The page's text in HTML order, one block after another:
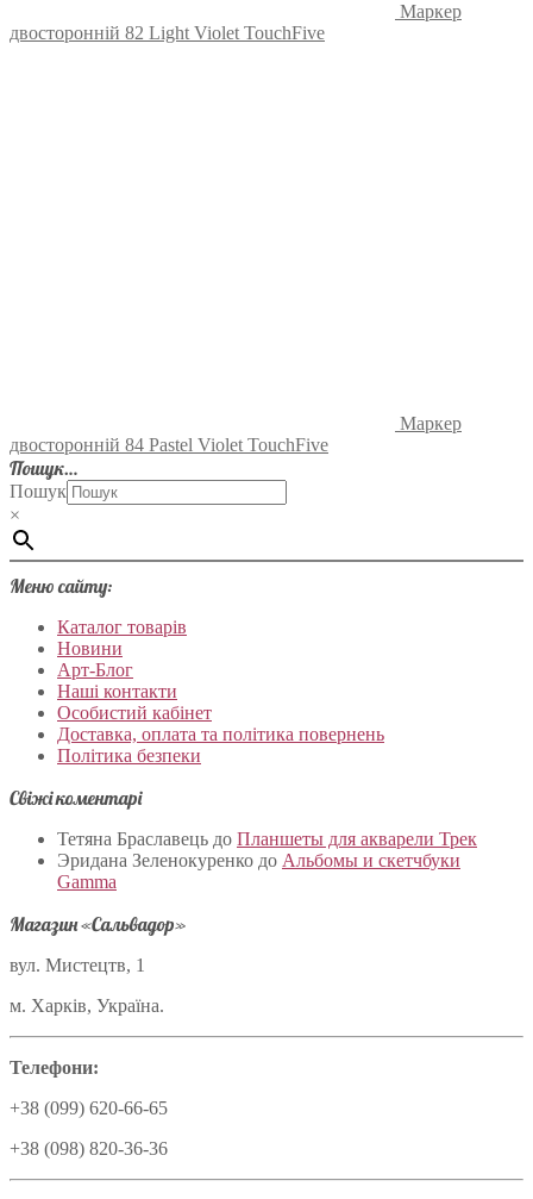
Маркер
двосторонній 82 Light Violet TouchFive
Маркер
двосторонній 84 Pastel Violet TouchFive
Пошук…
Пошук
×
Меню сайту:
Каталог товарів
Новини
Арт-Блог
Наші контакти
Особистий кабінет
Доставка, оплата та політика повернень
Політика безпеки
Свіжі коментарі
Тетяна Браславець до Планшеты для акварели Трек
Эридана Зеленокуренко до Альбомы и скетчбуки
Gamma
Магазин «Сальвадор»
вул. Мистецтв, 1
м. Харків, Україна.
Телефони:
+38 (099) 620-66-65
+38 (098) 820-36-36